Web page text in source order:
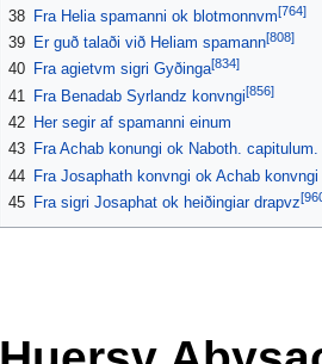
38 Fra Helia spamanni ok blotmonnvm[764]
39 Er guð talaði við Heliam spamann[808]
40 Fra agietvm sigri Gyðinga[834]
41 Fra Benadab Syrlandz konvngi[856]
42 Her segir af spamanni einum
43 Fra Achab konungi ok Naboth. capitulum.
44 Fra Josaphath konvngi ok Achab konvngi
45 Fra sigri Josaphat ok heiðingiar drapvz